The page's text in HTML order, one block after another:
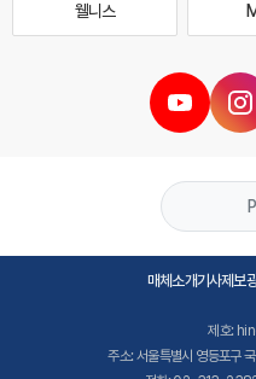
웰니스
매체소개기사제보
제호:
주소: 서울특별시 영등포구